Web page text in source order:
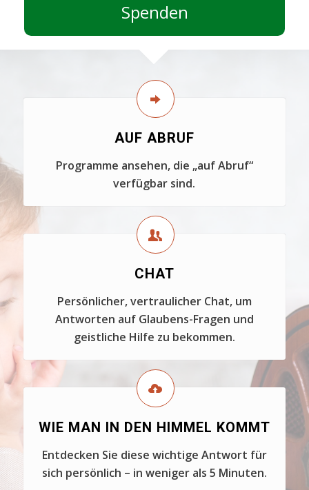
Spenden
AUF ABRUF
Programme ansehen, die „auf Abruf“
verfügbar sind.
CHAT
Persönlicher, vertraulicher Chat, um
Antworten auf Glaubens-Fragen und
geistliche Hilfe zu bekommen.
WIE MAN IN DEN HIMMEL KOMMT
Entdecken Sie diese wichtige Antwort für
sich persönlich – in weniger als 5 Minuten.